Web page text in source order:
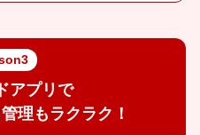
アプリで
理もラクラク！